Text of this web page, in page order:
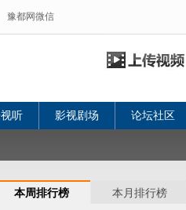
豫都网微信
听 影视剧场 论坛社区
本周排行榜 本月排行榜